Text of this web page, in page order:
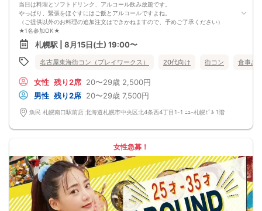
◆本日のデザート
飲み放題
生ビール、サワー、ソフトドリンクなど
当日は料理とソフトドリンク、アルコール飲み放題です。
やっぱり、緊張をほぐすにはご飯とアルコールですよね。
（ご提供以外のお料理の追加注文はできかねますので、予めご了承ください）
★1名参加OK★
他の1名参加の方とペアになりますし、友達作りにも最適です。
基本的には２：２のグループトークとなります。
（１：１でのトークはございませんので、予めご了承ください）
★プロフィールカードにより会話のキッカケもバッチリ★
なんてことは絶対ありません！
プロフィールカードを活用し、「はじめまして」から会話を楽しみましょう。
★完全着席型・連絡先交換は自由★
完全着席型で席替えはできる限り行います。
席替えの５分前には連絡先交換を促すアナウンスをいたしますので、「連絡先交
1. ２名様以上でのご参加は必ず同性同士でお申し込みください。
2. 服装の指定はございません。多くのお客様はカジュアルな格好でおこしになら
れています。
3. 開催判断はイベント前日の時点で男性３名・女性３名以上のお申し込みからに
なりますが、当日に参加者のキャンセルで比率が崩れた場合や開催判断人数を下
回った場合、一切返金などの保証はいたしませんのでご了承ください。
札幌駅 | 8月15日(土) 19:00〜
名古屋東海街コン（プレイワークス） 20代向け 街コン 食事あ
女性 残り2席 20〜29歳 2,500円
男性 残り2席 20〜29歳 7,500円
魚民 札幌南口駅前店 北海道札幌市中央区北4条西4丁目1-1 ﾆｭｰ札幌ﾋﾞﾙ 1階
女性急募！